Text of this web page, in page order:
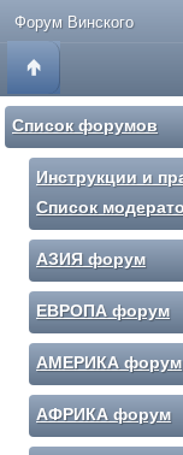
Форум Винского
Список форумов
Инструкции и
Список
АЗИЯ форум
ЕВРОПА форум
АМЕРИКА форум
АФРИКА форум